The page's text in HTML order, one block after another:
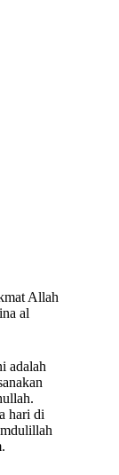
Allah
al
adalah
hari di